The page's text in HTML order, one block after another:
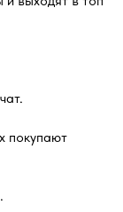
покупают